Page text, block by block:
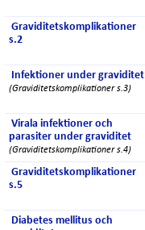
Graviditetskomplikationer
s.2
Infektioner under graviditet
(Graviditetskomplikationer s.3)
Virala infektioner och
parasiter under graviditet
(Graviditetskomplikationer s.4)
Graviditetskomplikationer
s.5
Diabetes mellitus och